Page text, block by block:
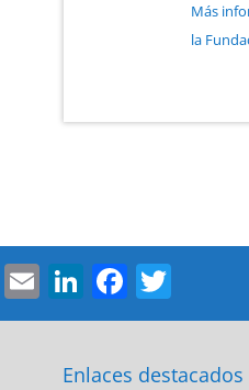
Más
la
EmailLinkedIn
Enlaces destacados